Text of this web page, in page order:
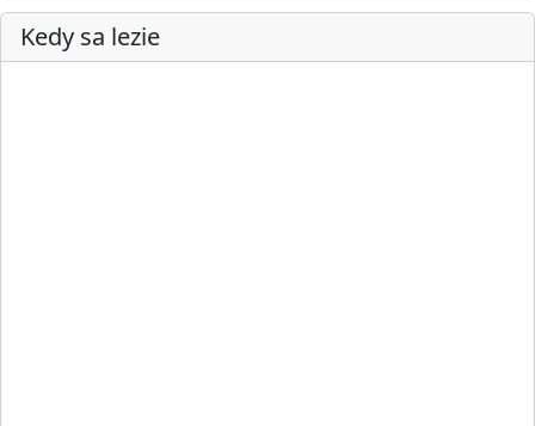
Kedy sa lezie